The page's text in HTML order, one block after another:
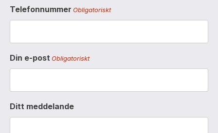
Telefonnummer Obligatoriskt
Din e-post Obligatoriskt
Ditt meddelande